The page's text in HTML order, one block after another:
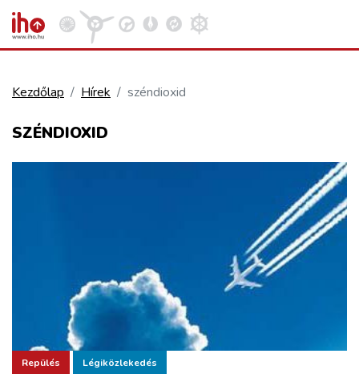
VASÚT
KÖZLEKEDÉSFEJLESZTÉS
ELLÁTÁSI LÁNC
ZÖLDÚT
Kezdőlap Hírek széndioxid
SZÉNDIOXID
Repülés Légiközlekedés